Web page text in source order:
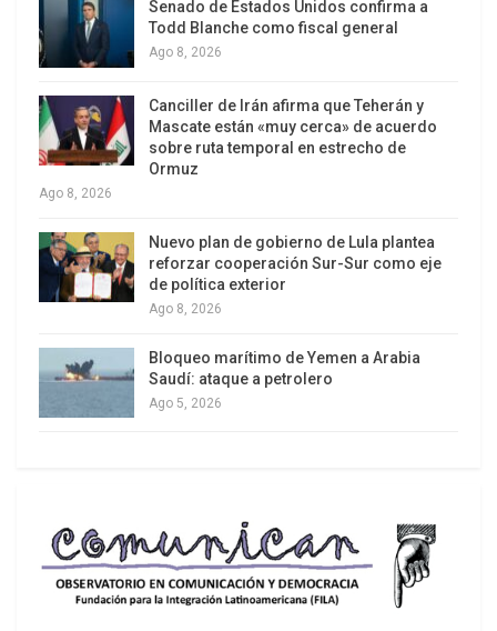
humano en China.
provincial el Índice de Desarrollo Humano
ajustado a las Presiones Planetarias, tomando en
cuenta las emisiones de carbono y la huella
material. Asimismo, proporciona una evaluación
sistemática y a múltiples escalas del desarrollo
humano a nivel nacional, provincial y de prefectura
durante la última década.
Senado de Estados Unidos confirma a
Todd Blanche como fiscal general
Ago 8, 2026
Canciller de Irán afirma que Teherán y
Mascate están «muy cerca» de acuerdo
sobre ruta temporal en estrecho de
Ormuz
Ago 8, 2026
Nuevo plan de gobierno de Lula plantea
reforzar cooperación Sur-Sur como eje
de política exterior
Ago 8, 2026
Bloqueo marítimo de Yemen a Arabia
Saudí: ataque a petrolero
Ago 5, 2026